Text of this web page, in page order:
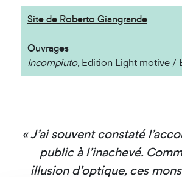
Site de Roberto Giangrande
Ouvrages
Incompiuto, Edition Light motive /
« J’ai souvent constaté
public à l’inachevé.
illusion d’optique, ces